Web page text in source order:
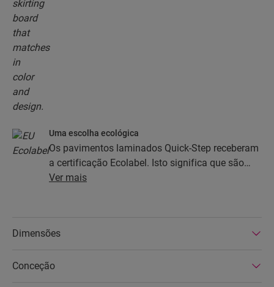
Uma escolha ecológica
Os pavimentos laminados Quick-Step receberam
a certificação Ecolabel. Isto significa que são
feitos de, pelo menos, 80% de madeira de origem
pavimentos laminados Quick-Step têm uma vida
prolongada, são fáceis de reparar e de remover.
Ver mais
Dimensões
Conceção